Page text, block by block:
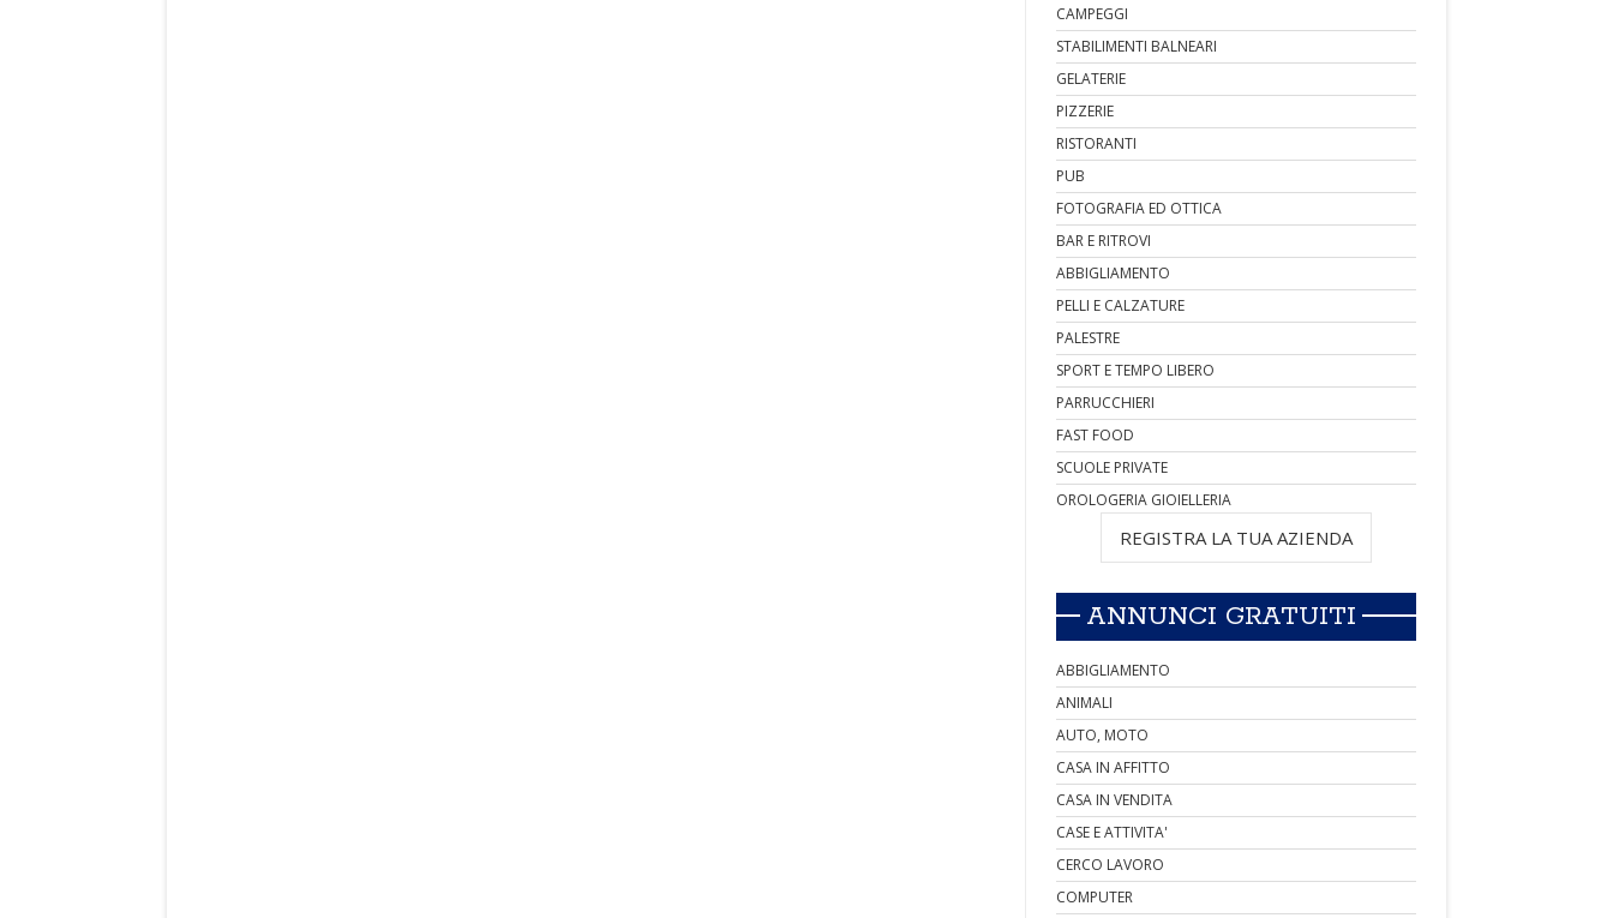
CAMPEGGI
STABILIMENTI BALNEARI
GELATERIE
PIZZERIE
RISTORANTI
PUB
FOTOGRAFIA ED OTTICA
BAR E RITROVI
ABBIGLIAMENTO
PELLI E CALZATURE
PALESTRE
SPORT E TEMPO LIBERO
PARRUCCHIERI
FAST FOOD
SCUOLE PRIVATE
OROLOGERIA GIOIELLERIA
REGISTRA LA TUA AZIENDA
ANNUNCI GRATUITI
ABBIGLIAMENTO
ANIMALI
AUTO, MOTO
CASA IN AFFITTO
CASA IN VENDITA
CASE E ATTIVITA'
CERCO LAVORO
COMPUTER